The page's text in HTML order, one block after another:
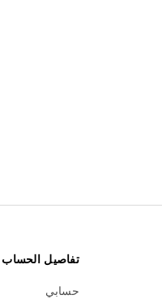
تفاصيل الحساب
حسابي